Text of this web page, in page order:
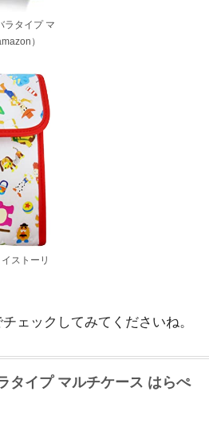
ラタイプ マ
）
ストーリ
ェックしてみてくださいね。
タイプ マルチケース はらぺ